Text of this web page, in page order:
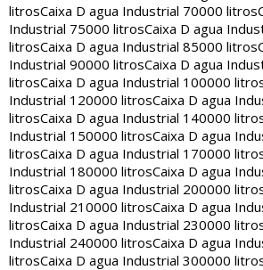
litrosCaixa D agua Industrial 70000 litros
Industrial 75000 litrosCaixa D agua
litrosCaixa D agua Industrial 85000 litros
Industrial 90000 litrosCaixa D agua
litrosCaixa D agua Industrial 100000
Industrial 120000 litrosCaixa D agua
litrosCaixa D agua Industrial 140000
Industrial 150000 litrosCaixa D agua
litrosCaixa D agua Industrial 170000
Industrial 180000 litrosCaixa D agua
litrosCaixa D agua Industrial 200000
Industrial 210000 litrosCaixa D agua
litrosCaixa D agua Industrial 230000
Industrial 240000 litrosCaixa D agua
litrosCaixa D agua Industrial 300000